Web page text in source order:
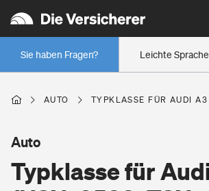
Leichte Sprache
Sie haben Fragen?
Wer versichert was: Jetzt Versicherer finden
Regionalklassen: So ist Ihre Region
Wer versichert was: Jetzt Versicherer finden
Berufsunfähigkeitsversicherung
AUTO TYPKLASSE FÜR AUDI
Typklasse für
Auto